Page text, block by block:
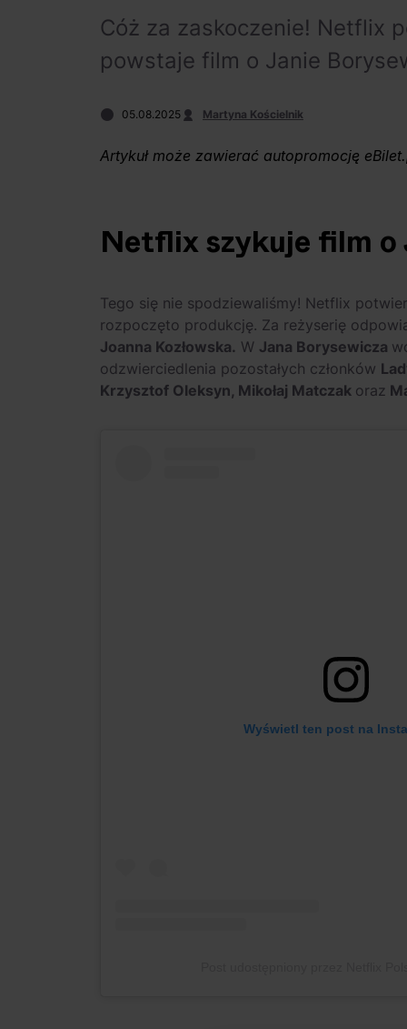
Cóż za zaskoczenie! Netflix
powstaje film o Janie
05.08.2025 Martyna Kościelnik
Artykuł może zawierać autopromocję
Netflix szykuje film o
Tego się nie spodziewaliśmy! Netflix
rozpoczęto produkcję. Za reżyserię
Joanna Kozłowska. W Jana Borysewicza
odzwierciedlenia pozostałych członków
Krzysztof Oleksyn, Mikołaj Matczak oraz
Wyświetl ten post na